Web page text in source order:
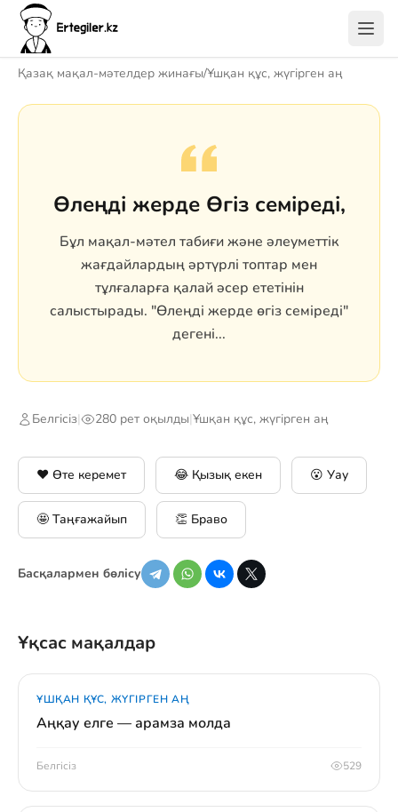
Қазақ мақал-мәтелдер жинағы/Ұшқан құс, жүгірген аң
Өлеңді жерде Өгіз семіреді,
Бұл мақал-мәтел табиғи және әлеуметтік
жағдайлардың әртүрлі топтар мен
тұлғаларға қалай әсер ететінін
салыстырады. "Өлеңді жерде өгіз семіреді"
дегені...
Белгісіз| 280 рет оқылды|Ұшқан құс, жүгірген аң
❤️ Өте керемет 😂 Қызық екен 😮 Уау
🤩 Таңғажайып 👏 Браво
Басқалармен бөлісу
Ұқсас мақалдар
ҰШҚАН ҚҰС, ЖҮГІРГЕН АҢ
Аңқау елге — арамза молда
Белгісіз 529